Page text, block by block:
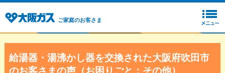
ご家庭のお客さま
給湯器・湯沸かし器を交換された大阪府吹田市
のお客さまの声（お困りごと：その他）